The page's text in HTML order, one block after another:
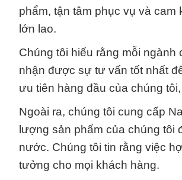
phẩm, tận tâm phục vụ và
lớn lao.
Chúng tôi hiểu rằng mỗi
nhận được sự tư vấn tốt nhất
ưu tiên hàng đầu của chúng
Ngoài ra, chúng tôi cung cấp
lượng sản phẩm của chúng tôi
nước. Chúng tôi tin rằng việc
tưởng cho mọi khách hàng.